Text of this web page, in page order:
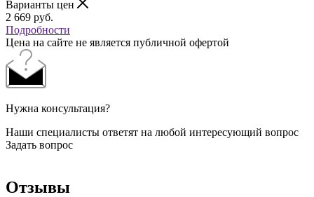
Варианты цен
2 669 руб.
Подробности
Цена на сайте не является публичной офертой
Нужна консультация?
Наши специалисты ответят на любой интересующий вопрос
Задать вопрос
Отзывы